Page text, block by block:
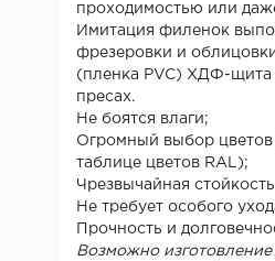
проходимостью или
Имитация филенок
фрезеровки и
(пленка PVC) ХДФ-щита
пресах.
Не боятся влаги;
Огромный выбор цветов
таблице цветов RAL);
Чрезвычайная
Не требует особого
Прочность и
Возможно изготовление